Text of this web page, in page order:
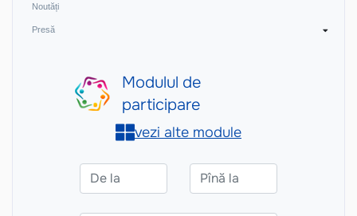
Noutăți
Presă